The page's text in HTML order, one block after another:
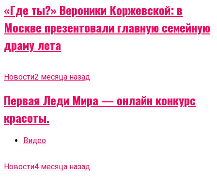
«Где ты?» Вероники Коржевской: в
Москве презентовали главную семейную
драму лета
Новости2 месяца назад
Первая Леди Мира — онлайн конкурс
красоты.
Видео
Новости4 месяца назад